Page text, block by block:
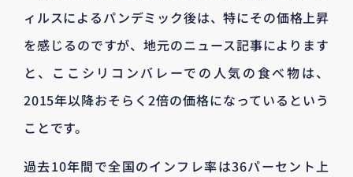
ィルスによるパンデミック後は、特にその価格上昇
を感じるのですが、地元のニュース記事によります
と、ここシリコンバレーでの人気の食べ物は、
2015年以降おそらく2倍の価格になっているという
ことです。
過去10年間で全国のインフレ率は36パーセント上